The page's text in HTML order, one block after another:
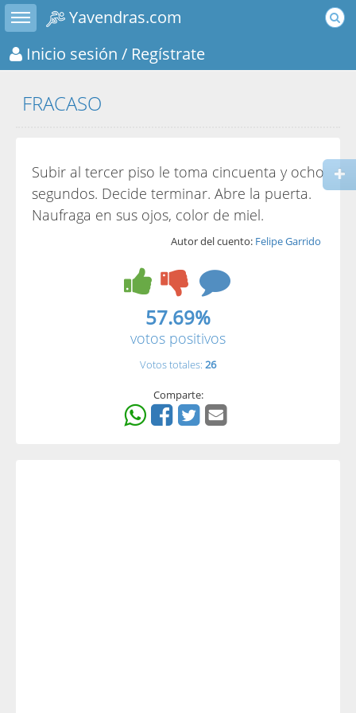
Toggle sidebar
Yavendras.com
Inicio sesión / Regístrate
FRACASO
Subir al tercer piso le toma cincuenta y ocho
segundos. Decide terminar. Abre la puerta.
Naufraga en sus ojos, color de miel.
Autor del cuento: Felipe Garrido
57.69%
votos positivos
Votos totales: 26
Comparte: